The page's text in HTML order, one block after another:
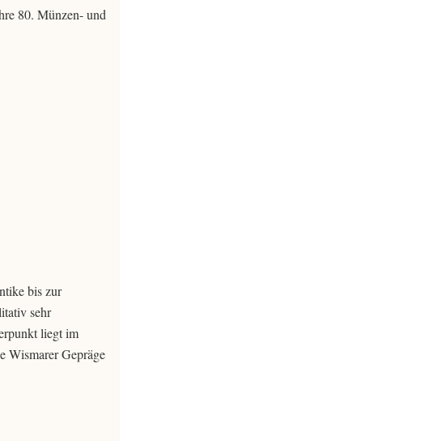
80. Münzen- und
bis zur
sehr
liegt im
Wismarer Gepräge